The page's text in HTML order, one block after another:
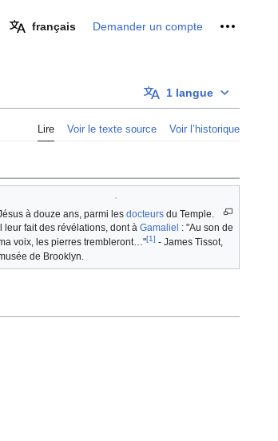
français Demander un compte Outils
1 langue
Lire Voir le texte source Voir l’historique
à douze ans, parmi les docteurs du Temple.
Il leur fait des révélations, dont à Gamaliel : "Au son de
voix, les pierres trembleront…"[1] - James Tissot,
de Brooklyn.